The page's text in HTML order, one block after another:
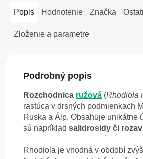
Popis Hodnotenie Značka
Zloženie a parametre
Podrobný popis
Rozchodnica ružová (Rhodiola
rastúca v drsných podmienkach
Ruska a Álp. Obsahuje unikátne
sú napríklad salidrosidy či
Rhodiola je vhodná v období